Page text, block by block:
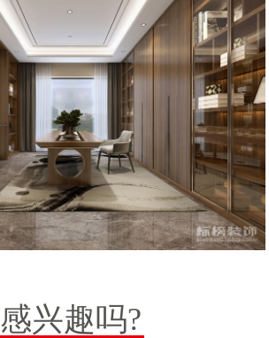
感兴趣吗?